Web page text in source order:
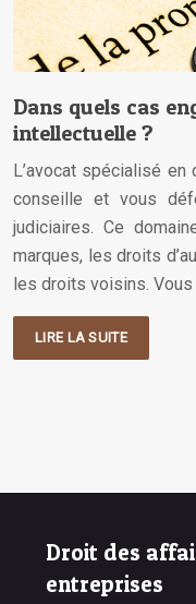
Dans quels cas
intellectuelle ?
L’avocat spécialisé
conseille et vous
judiciaires. Ce
marques, les droits
les droits voisins. Vous
LIRE LA SUITE
Droit des
entreprises